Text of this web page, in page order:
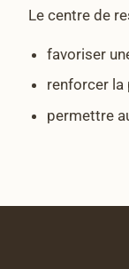
Le centre de
favoriser
renforcer la
permettre